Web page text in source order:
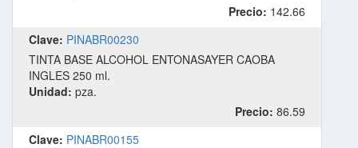
Precio: 142.66
Clave: PINABR00230
TINTA BASE ALCOHOL ENTONASAYER CAOBA
INGLES 250 ml.
Unidad: pza.
Precio: 86.59
Clave: PINABR00155